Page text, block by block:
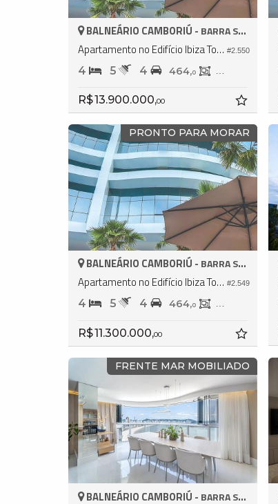
#2.550
BALNEÁRIO CAMBORIÚ - BARRA SUL
Apartamento no Edifício Ibiza Towers
4 5 4 464,0 237,
R$ 13.900.000,00
PRONTO PARA MORAR
#2.549
BALNEÁRIO CAMBORIÚ - BARRA SUL
Apartamento no Edifício Ibiza Towers
4 5 4 464,0 237,
R$ 11.300.000,00
FRENTE MAR MOBILIADO
BALNEÁRIO CAMBORIÚ - BARRA SUL